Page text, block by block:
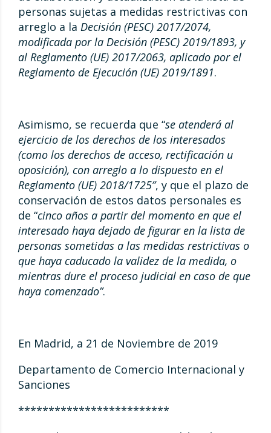
personas sujetas a medidas restrictivas con
arreglo a la Decisión (PESC) 2017/2074,
modificada por la Decisión (PESC) 2019/1893, y
al Reglamento (UE) 2017/2063, aplicado por el
Reglamento de Ejecución (UE) 2019/1891.
Asimismo, se recuerda que “se atenderá al
ejercicio de los derechos de los interesados
(como los derechos de acceso, rectificación u
oposición), con arreglo a lo dispuesto en el
Reglamento (UE) 2018/1725”, y que el plazo de
conservación de estos datos personales es
de “cinco años a partir del momento en que el
interesado haya dejado de figurar en la lista de
personas sometidas a las medidas restrictivas o
que haya caducado la validez de la medida, o
mientras dure el proceso judicial en caso de que
haya comenzado”.
En Madrid, a 21 de Noviembre de 2019
Departamento de Comercio Internacional y
Sanciones
*************************